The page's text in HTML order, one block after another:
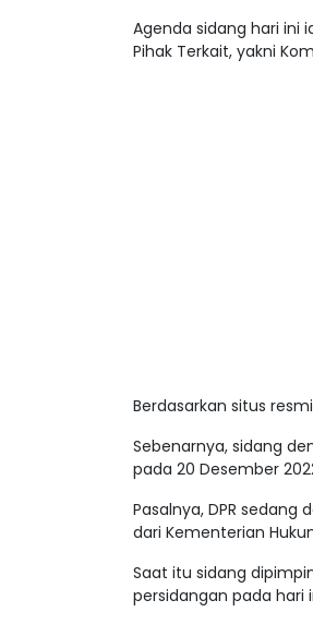
Agenda sidang hari ini
Pihak Terkait, yakni
Berdasarkan situs resmi
Sebenarnya, sidang
pada 20 Desember
Pasalnya, DPR
dari Kementerian
Saat itu sidang
persidangan pada hari